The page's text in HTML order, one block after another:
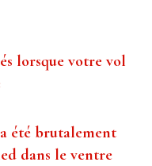
lorsque votre vol
été brutalement
dans le ventre